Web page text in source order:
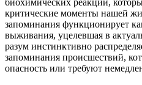
критические моменты нашей
запоминания функционирует
выживания, уцелевшая в
разум инстинктивно
запоминания происшествий,
опасность или требуют